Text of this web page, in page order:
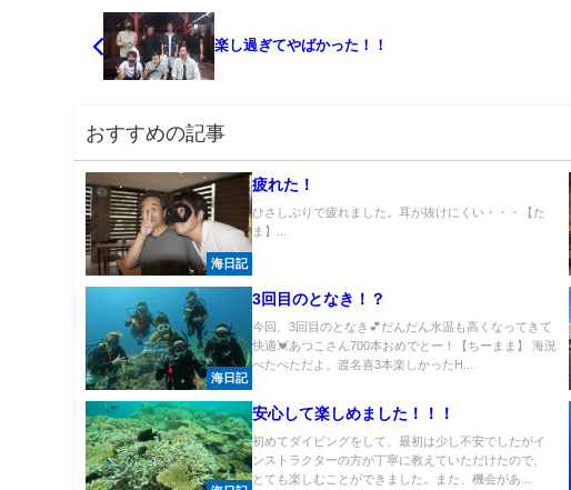
楽し過ぎてやばかった！！
おすすめの記事
海日記
疲れた！
ひさしぶりで疲れました。耳が抜けにくい・・・【た
ま】...
海日記
3回目のとなき！？
今回、3回目のとなき💕だんだん水温も高くなってきて
快適💓あつこさん700本おめでとー！【ちーまま】 海況
べたべただよ。渡名喜3本楽しかったH...
安心して楽しめました！！！
初めてダイビングをして、最初は少し不安でしたがイ
ンストラクターの方が丁寧に教えていただけたので、
とても楽しむことができました。また、機会があ...